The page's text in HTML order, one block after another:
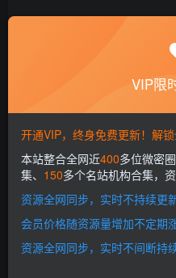
1994年10月26出生，天蝎
COSER，因为很喜欢这个
错的。说起越南，我们可能
其实在越南也有一大批喜欢
很多知名coser，如azami、
姐姐就是其中的佼佼者，她
获了无数厇男的芳心，更是
VIP限
开通VIP，终身免费更新！解
本站整合全网近400多位微密
集、 150多个名站机构合集，
资源全网同步，实时不持续更
会员价格随资源量增加不定期
资源全网同步，实时不间断持